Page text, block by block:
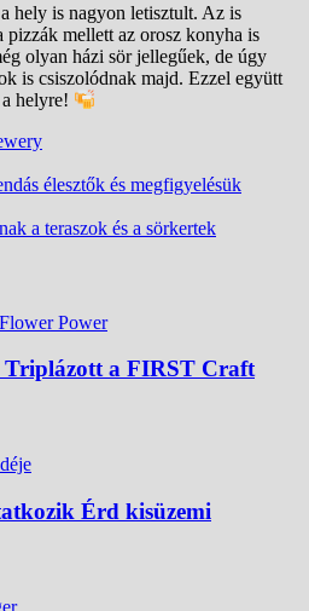
hely is nagyon letisztult. Az is
pizzák mellett az orosz konyha is
olyan házi sör jellegűek, de úgy
is csiszolódnak majd. Ezzel együtt
helyre!
élesztők és megfigyelésük
a teraszok és a sörkertek
Triplázott a FIRST Craft
Érd kisüzemi